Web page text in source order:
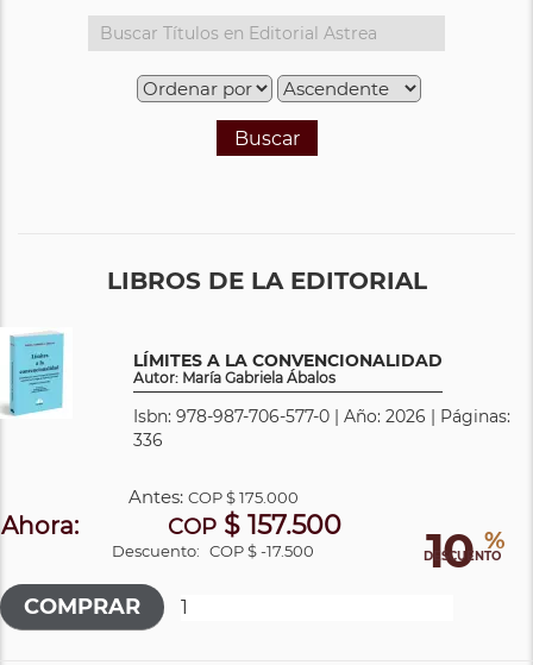
Buscar
LIBROS DE LA EDITORIAL
LÍMITES A LA CONVENCIONALIDAD
Autor: María Gabriela Ábalos
Isbn: 978-987-706-577-0 | Año: 2026 | Páginas:
336
10 %
DESCUENTO
Antes: COP$ 175.000
Ahora: COP $ 157.500
Descuento: COP $ -17.500